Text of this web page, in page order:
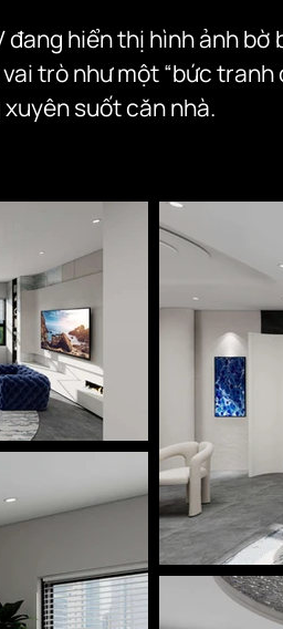
hiển thị hình ảnh bờ
trò như một “bức
suốt căn nhà.